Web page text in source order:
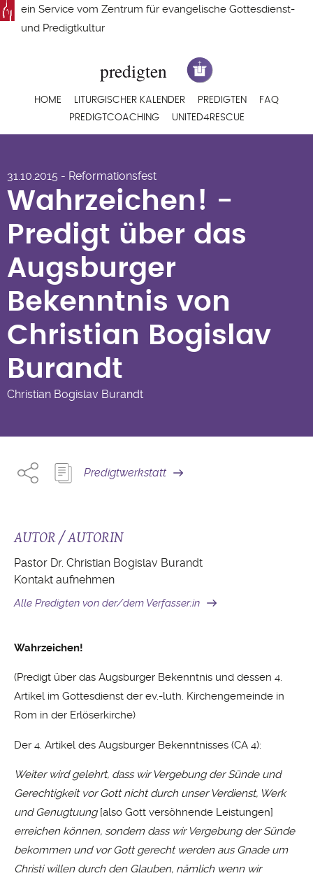
Direkt
zum
ein Service vom Zentrum für evangelische Gottesdienst-
und Predigtkultur
Hauptnavigation
HOME LITURGISCHER KALENDER PREDIGTEN
FAQ
PREDIGTCOACHING
UNITED4RESCUE
Predigt über das
Augsburger
Bekenntnis von
Christian Bogislav
Burandt
31.10.2015 - Reformationsfest
Wahrzeichen! -
Predigt über das
Augsburger
Bekenntnis von
Christian Bogislav
Burandt
Christian Bogislav Burandt
Predigtwerkstatt
AUTOR / AUTORIN
Pastor Dr. Christian Bogislav Burandt
Kontakt aufnehmen
Alle Predigten von der/dem Verfasser:in
Wahrzeichen!
(Predigt über das Augsburger Bekenntnis und dessen 4.
Artikel im Gottesdienst der ev.-luth. Kirchengemeinde in
Rom in der Erlöserkirche)
Der 4. Artikel des Augsburger Bekenntnisses (CA 4):
Weiter wird gelehrt, dass wir Vergebung der Sünde und
Gerechtigkeit vor Gott nicht durch unser Verdienst, Werk
und Genugtuung[also Gott versöhnende Leistungen]
erreichen können, sondern dass wir Vergebung der Sünde
bekommen und vor Gott gerecht werden aus Gnade um
Christi willen durch den Glauben, nämlich wenn wir